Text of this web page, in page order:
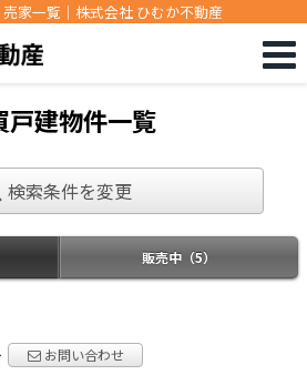
家一覧｜株式会社 ひむか不動産
戸建物件一覧
検索条件を変更
販売中（5）
お問い合わせ